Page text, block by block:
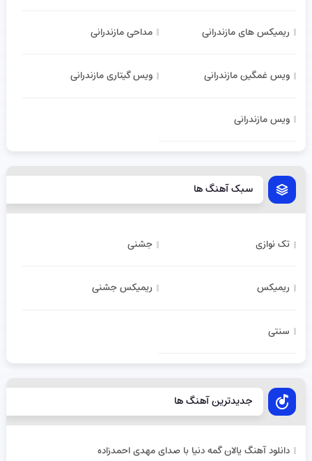
ریمیکس های مازندرانی مداحی مازندرانی
ویس غمگین مازندرانی ویس گیتاری مازندرانی
ویس مازندرانی
سبک آهنگ ها
تک نوازی جشنی
ریمیکس ریمیکس جشنی
سنتی
جدیدترین آهنگ ها
دانلود آهنگ یالان گمه دنیا با صدای مهدی احمدزاده